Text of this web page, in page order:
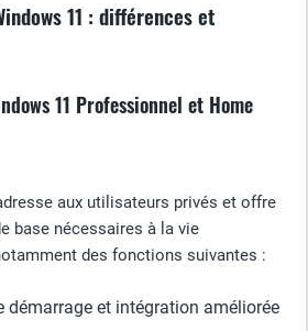
11 : différences et
11 Professionnel et Home
aux utilisateurs privés et offre
base nécessaires à la vie
des fonctions suivantes :
démarrage et intégration améliorée